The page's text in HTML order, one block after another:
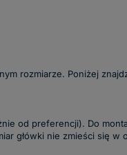
rozmiarze. Poniżej
od preferencji). Do
główki nie zmieści się w